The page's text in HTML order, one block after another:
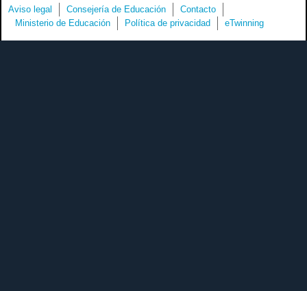
Aviso legal Consejería de Educación
Contacto
Ministerio de Educación
Política de privacidad eTwinning